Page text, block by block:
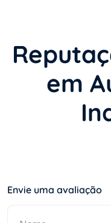
em
Envie uma avaliação